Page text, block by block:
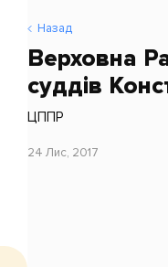
Назад
Верховна
суддів
ЦППР
24 Лис, 2017